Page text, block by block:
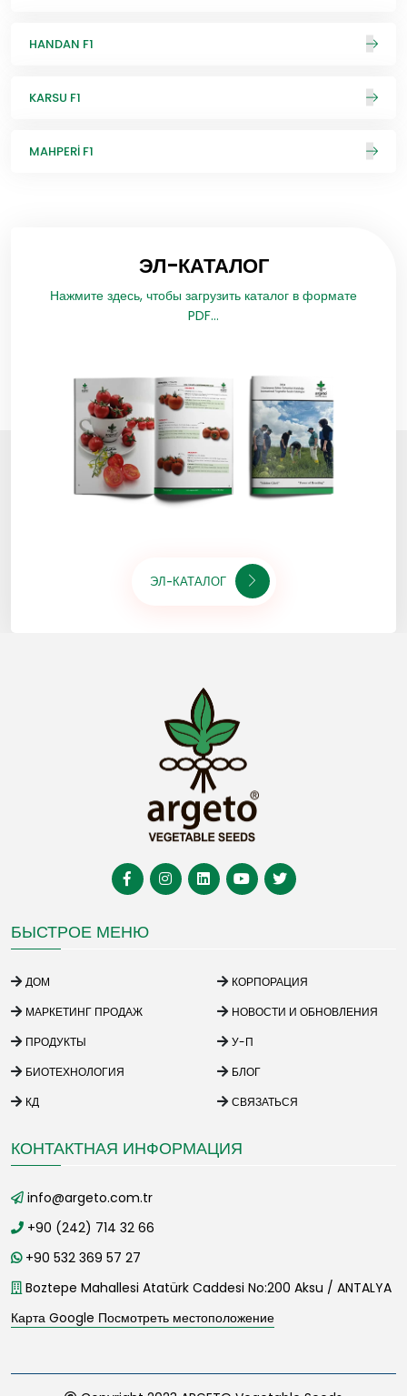
HANDAN F1
KARSU F1
MAHPERİ F1
ЭЛ-КАТАЛОГ
Нажмите здесь, чтобы загрузить каталог в формате
PDF...
ЭЛ-КАТАЛОГ
БЫСТРОЕ МЕНЮ
ДОМ
КОРПОРАЦИЯ
МАРКЕТИНГ ПРОДАЖ
НОВОСТИ И ОБНОВЛЕНИЯ
ПРОДУКТЫ
У-П
БИОТЕХНОЛОГИЯ
БЛОГ
КД
СВЯЗАТЬСЯ
КОНТАКТНАЯ ИНФОРМАЦИЯ
info@argeto.com.tr
+90 (242) 714 32 66
+90 532 369 57 27
Boztepe Mahallesi Atatürk Caddesi No:200 Aksu / ANTALYA
Карта Google Посмотреть местоположение